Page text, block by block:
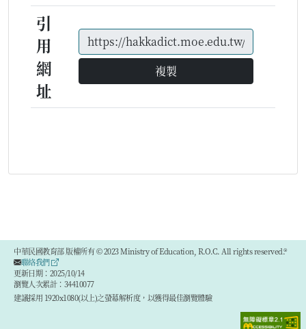
引
用
網
址
複製
中華民國教育部 版權所有 © 2023 Ministry of Education, R.O.C. All rights reserved.®
聯絡我們
更新日期：2025/10/14
瀏覽人次累計：34410077
建議採用 1920x1080(以上)之螢幕解析度，以獲得最佳瀏覽體驗